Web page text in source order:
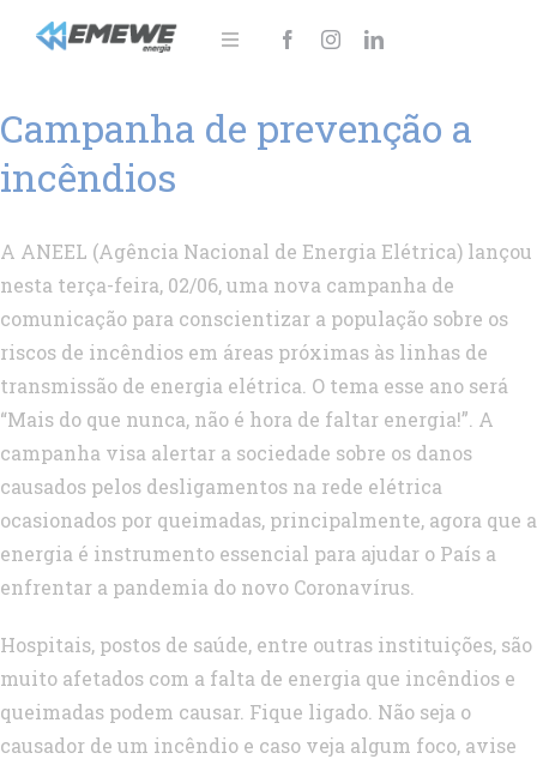
para
conteúdo
Toggle
Soluções
Área do cliente
Fale Conosco!
Campanha de prevenção a
incêndios
A ANEEL (Agência Nacional de Energia Elétrica) lançou
nesta terça-feira, 02/06, uma nova campanha de
comunicação para conscientizar a população sobre os
riscos de incêndios em áreas próximas às linhas de
transmissão de energia elétrica. O tema esse ano será
“Mais do que nunca, não é hora de faltar energia!”. A
campanha visa alertar a sociedade sobre os danos
causados pelos desligamentos na rede elétrica
ocasionados por queimadas, principalmente, agora que a
energia é instrumento essencial para ajudar o País a
enfrentar a pandemia do novo Coronavírus.
Hospitais, postos de saúde, entre outras instituições, são
muito afetados com a falta de energia que incêndios e
queimadas podem causar. Fique ligado. Não seja o
causador de um incêndio e caso veja algum foco, avise